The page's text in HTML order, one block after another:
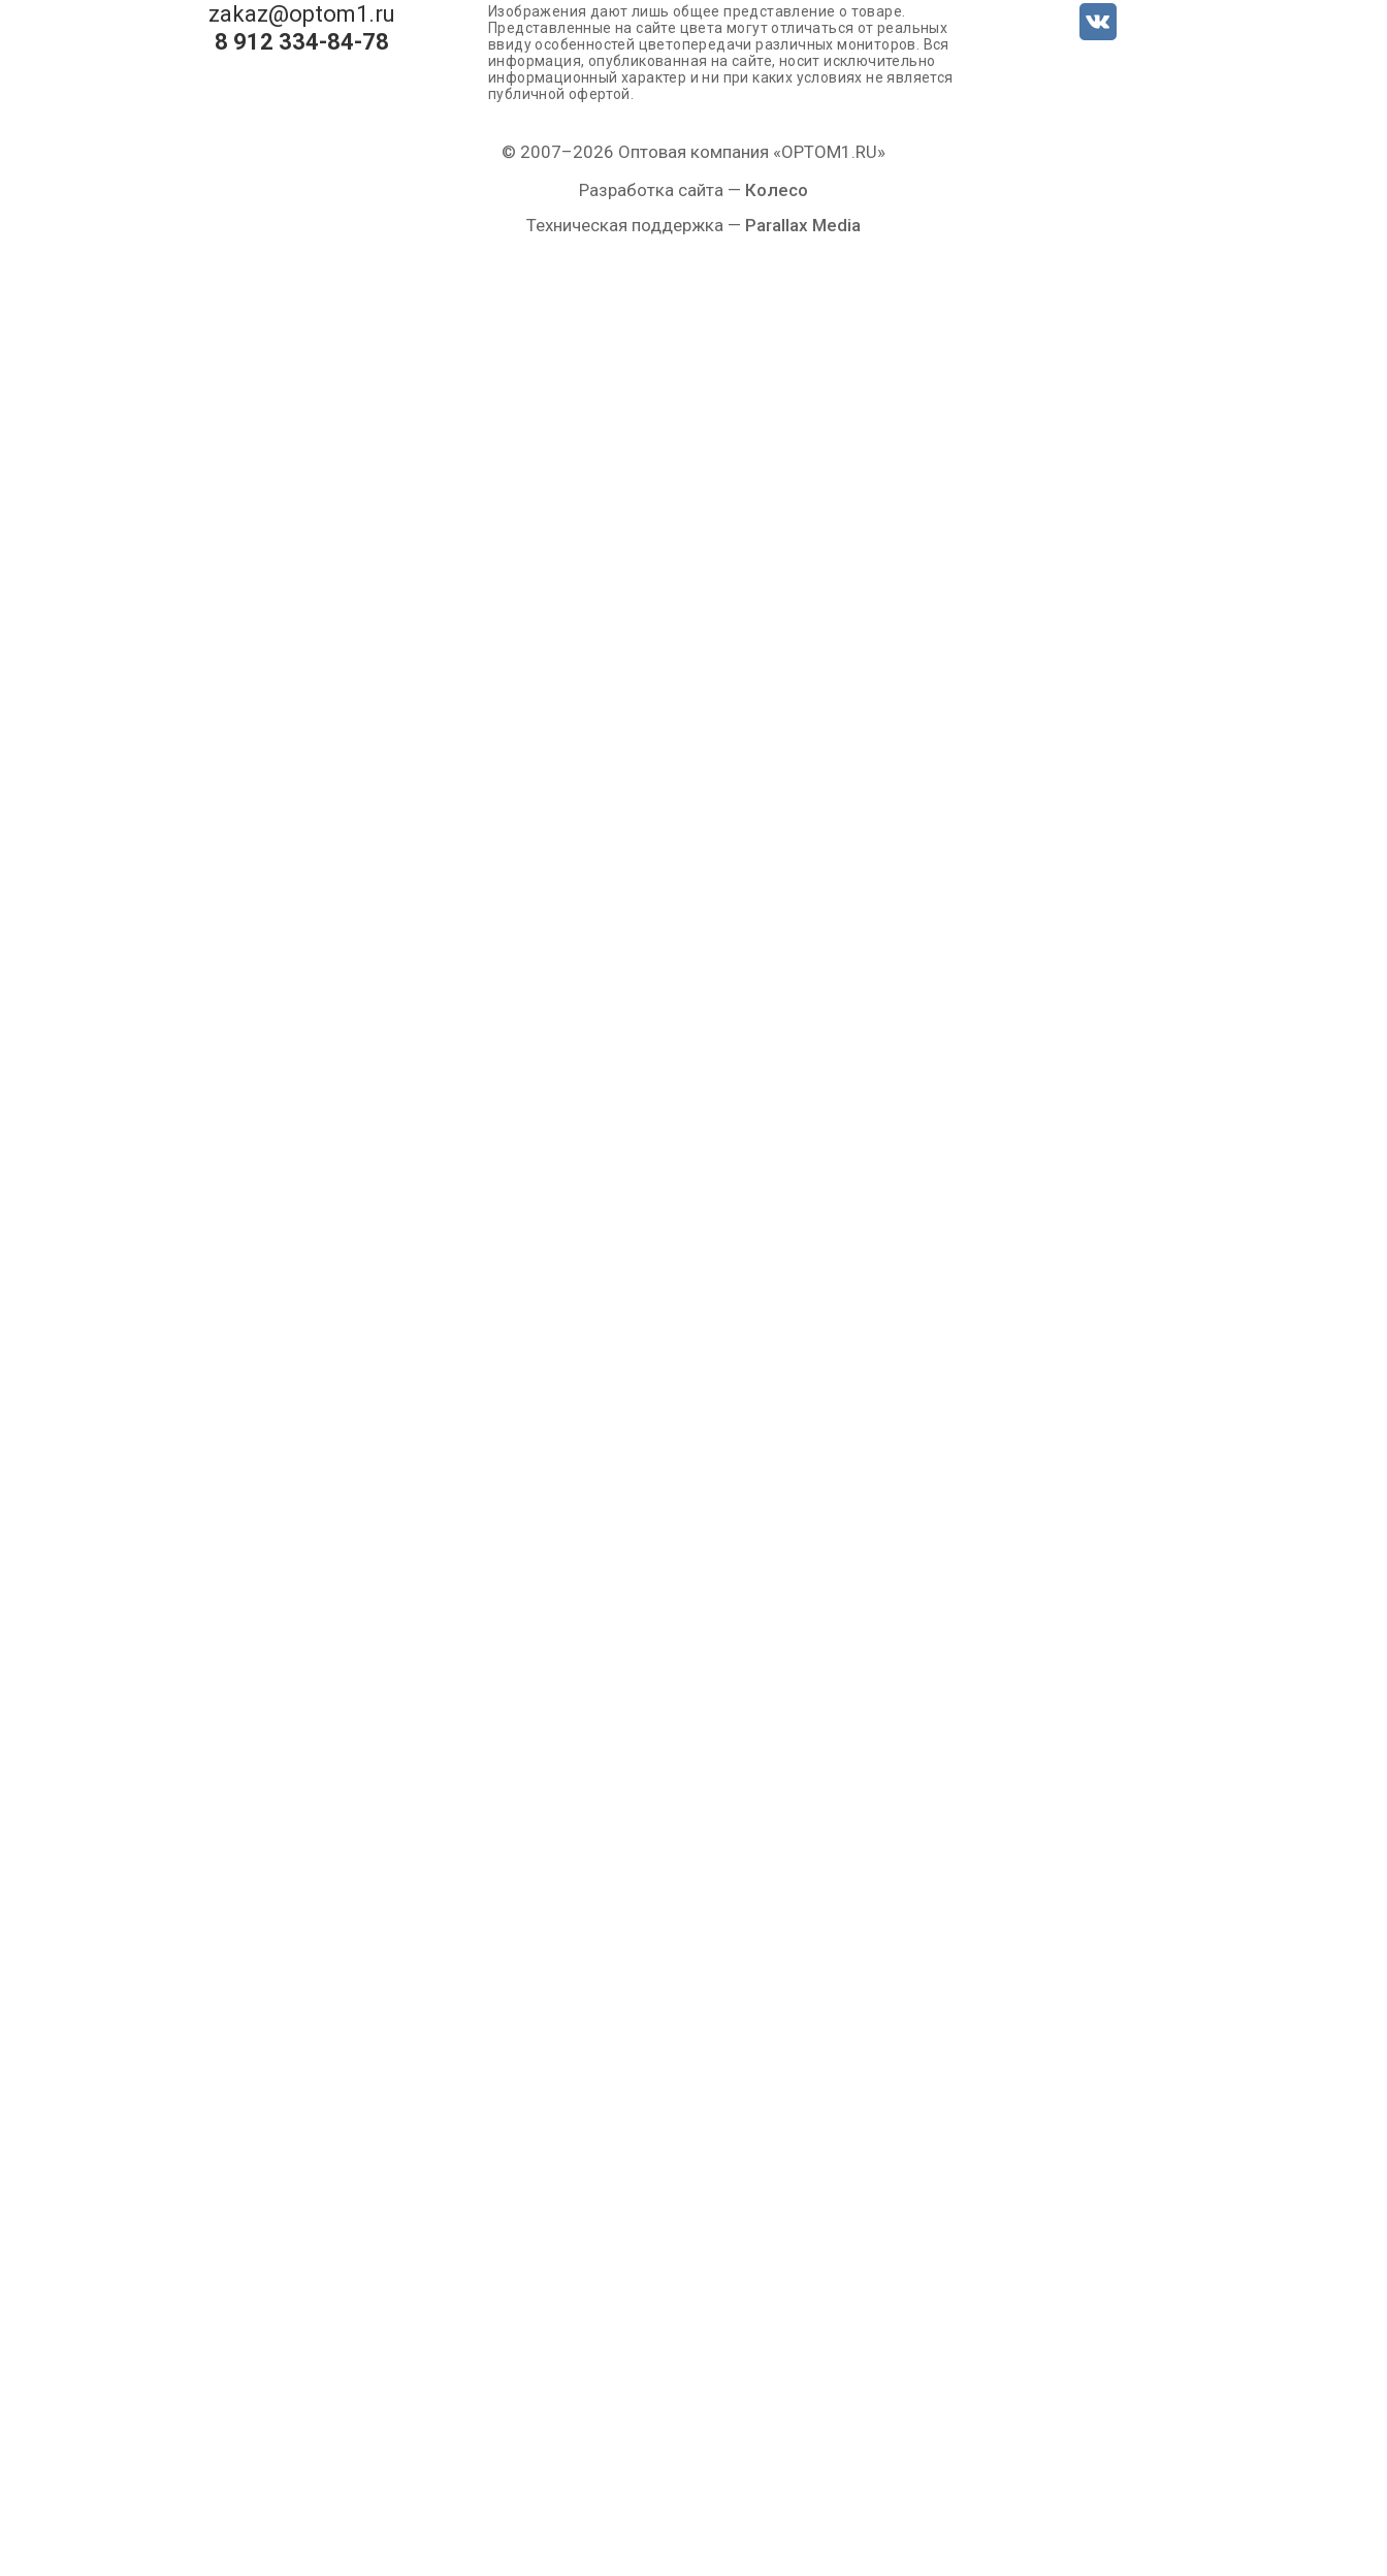
zakaz@optom1.ru
8 912 334-84-78
Изображения дают лишь общее представление о товаре.
Представленные на сайте цвета могут отличаться от реальных
ввиду особенностей цветопередачи различных мониторов. Вся
информация, опубликованная на сайте, носит исключительно
информационный характер и ни при каких условиях не является
публичной офертой.
© 2007–2026 Оптовая компания «OPTOM1.RU»
Разработка сайта — Колесо
Техническая поддержка — Parallax Media